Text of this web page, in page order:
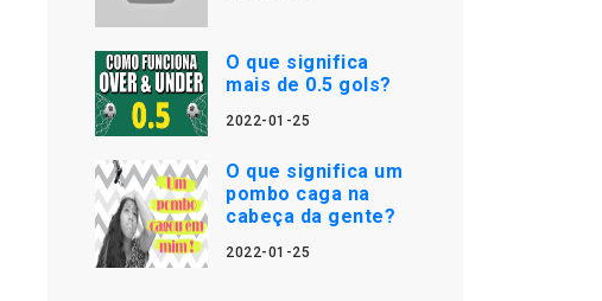
O que significa
mais de 0.5 gols?
2022-01-25
O que significa um
pombo caga na
cabeça da gente?
2022-01-25